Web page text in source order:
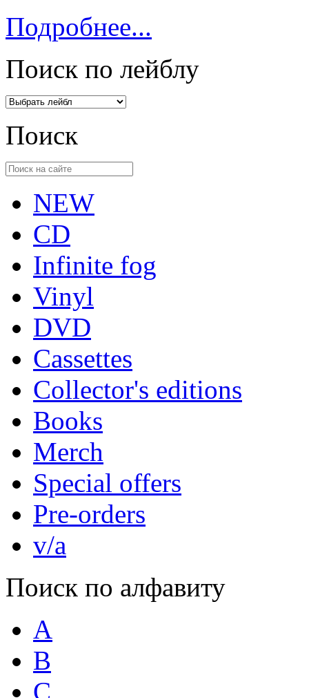
Подробнее...
Поиск по лейблу
Поиск
NEW
CD
Infinite fog
Vinyl
DVD
Cassettes
Collector's editions
Books
Merch
Special offers
Pre-orders
v/a
Поиск по алфавиту
A
B
C